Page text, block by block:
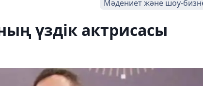
Мәдениет және шоу-
үздік актрисасы